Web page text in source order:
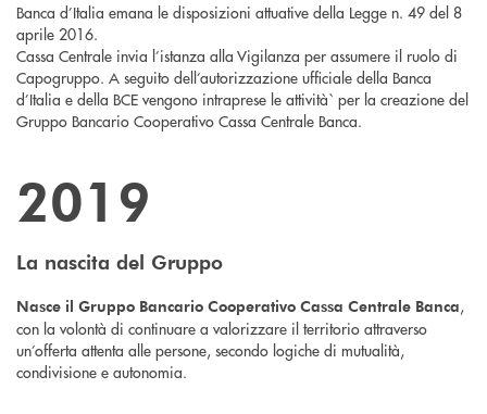
Banca d’Italia emana le disposizioni attuative della Legge n. 49 del 8
aprile 2016.
Cassa Centrale invia l’istanza alla Vigilanza per assumere il ruolo di
Capogruppo. A seguito dell’autorizzazione ufficiale della Banca
d’Italia e della BCE vengono intraprese le attività` per la creazione del
Gruppo Bancario Cooperativo Cassa Centrale Banca.
2019
La nascita del Gruppo
Nasce il Gruppo Bancario Cooperativo Cassa Centrale Banca,
con la volontà di continuare a valorizzare il territorio attraverso
un’offerta attenta alle persone, secondo logiche di mutualità,
condivisione e autonomia.